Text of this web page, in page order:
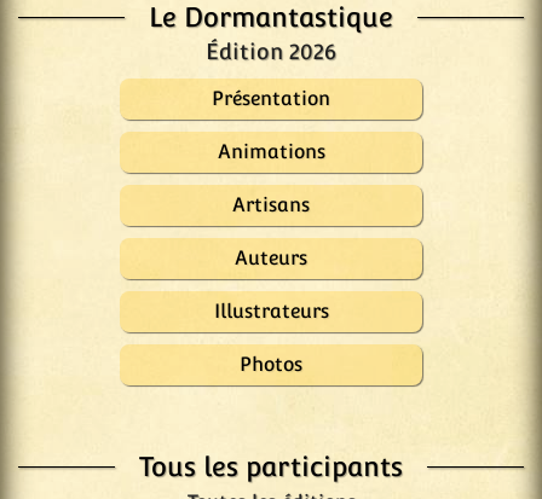
Le Dormantastique
Édition 2026
Présentation
Animations
Artisans
Auteurs
Illustrateurs
Photos
Tous les participants